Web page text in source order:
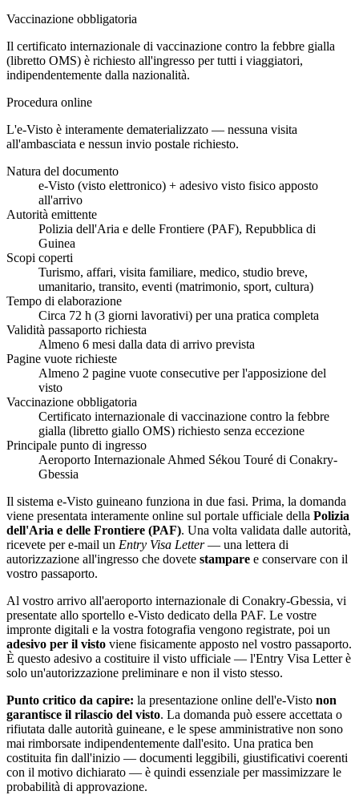
Vaccinazione obbligatoria
Il certificato internazionale di vaccinazione contro la febbre gialla
(libretto OMS) è richiesto all'ingresso per tutti i viaggiatori,
indipendentemente dalla nazionalità.
Procedura online
L'e-Visto è interamente dematerializzato — nessuna visita
all'ambasciata e nessun invio postale richiesto.
Natura del documento
e-Visto (visto elettronico) + adesivo visto fisico apposto
all'arrivo
Autorità emittente
Polizia dell'Aria e delle Frontiere (PAF), Repubblica di
Guinea
Scopi coperti
Turismo, affari, visita familiare, medico, studio breve,
umanitario, transito, eventi (matrimonio, sport, cultura)
Tempo di elaborazione
Circa 72 h (3 giorni lavorativi) per una pratica completa
Validità passaporto richiesta
Almeno 6 mesi dalla data di arrivo prevista
Pagine vuote richieste
Almeno 2 pagine vuote consecutive per l'apposizione del
visto
Vaccinazione obbligatoria
Certificato internazionale di vaccinazione contro la febbre
gialla (libretto giallo OMS) richiesto senza eccezione
Principale punto di ingresso
Aeroporto Internazionale Ahmed Sékou Touré di Conakry-
Gbessia
Il sistema e-Visto guineano funziona in due fasi. Prima, la domanda
viene presentata interamente online sul portale ufficiale della Polizia
dell'Aria e delle Frontiere (PAF). Una volta validata dalle autorità,
ricevete per e-mail un Entry Visa Letter— una lettera di
autorizzazione all'ingresso che dovete stampare e conservare con il
vostro passaporto.
Al vostro arrivo all'aeroporto internazionale di Conakry-Gbessia, vi
presentate allo sportello e-Visto dedicato della PAF. Le vostre
impronte digitali e la vostra fotografia vengono registrate, poi un
adesivo per il visto viene fisicamente apposto nel vostro passaporto.
È questo adesivo a costituire il visto ufficiale — l'Entry Visa Letter è
solo un'autorizzazione preliminare e non il visto stesso.
Punto critico da capire: la presentazione online dell'e-Visto non
garantisce il rilascio del visto. La domanda può essere accettata o
rifiutata dalle autorità guineane, e le spese amministrative non sono
mai rimborsate indipendentemente dall'esito. Una pratica ben
costituita fin dall'inizio — documenti leggibili, giustificativi coerenti
con il motivo dichiarato — è quindi essenziale per massimizzare le
probabilità di approvazione.